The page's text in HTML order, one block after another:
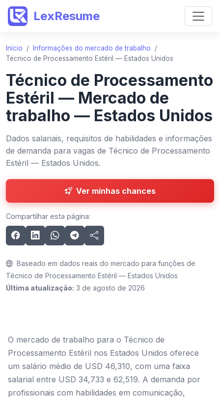
LexResume
Início / Informações do mercado de trabalho
/
Técnico de Processamento Estéril — Estados Unidos
Técnico de Processamento
Estéril — Mercado de
trabalho — Estados Unidos
Dados salariais, requisitos de habilidades e informações
de demanda para vagas de Técnico de Processamento
Estéril — Estados Unidos.
Ver minhas chances
Compartilhar esta página:
Baseado em dados reais do mercado para funções de
Técnico de Processamento Estéril — Estados Unidos
Última atualização: 3 de agosto de 2026
O mercado de trabalho para o Técnico de
Processamento Estéril nos Estados Unidos oferece
um salário médio de USD 46,310, com uma faixa
salarial entre USD 34,733 e 62,519. A demanda por
profissionais com habilidades em comunicação,